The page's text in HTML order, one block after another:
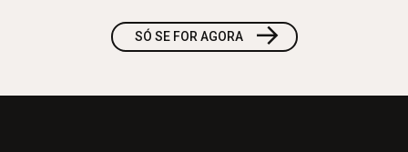
SÓ SE FOR AGORA →